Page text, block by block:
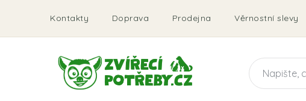
obsah
Kontakty Doprava Prodejna Věrnostní slevy